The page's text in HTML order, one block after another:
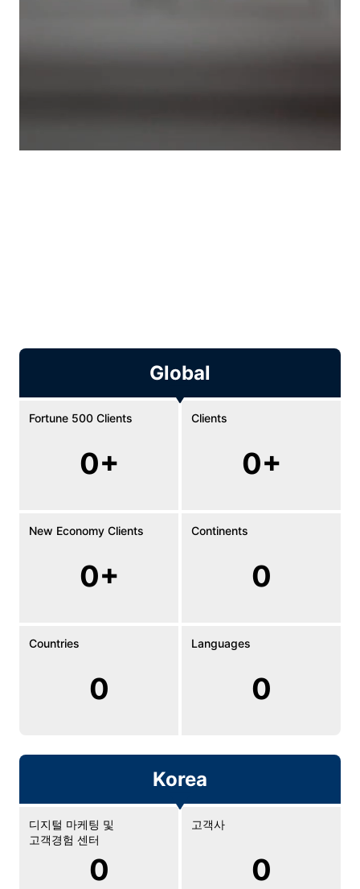
Global
Fortune 500 Clients
0+
Clients
0+
New Economy Clients
0+
Continents
0
Countries
0
Languages
0
Korea
디지털 마케팅 및
고객경험 센터
0
고객사
0